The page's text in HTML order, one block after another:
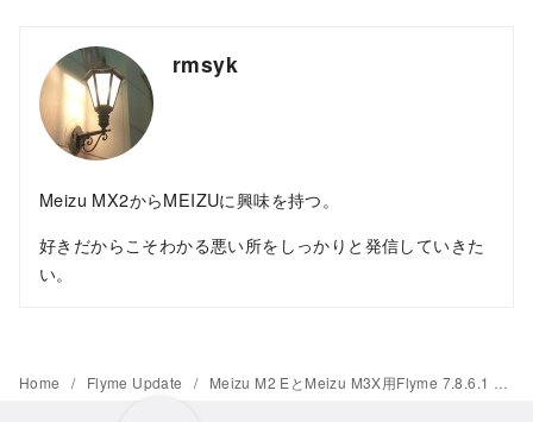
rmsyk
Meizu MX2からMEIZUに興味を持つ。
好きだからこそわかる悪い所をしっかりと発信していきた
い。
Home Flyme Update Meizu M2 EとMeizu M3X用Flyme 7.8.6.1 dailyがリリース